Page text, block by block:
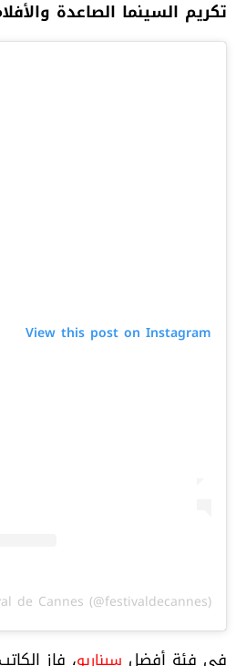
تكريم السينما الصاعدة
View this post on Instagram
de Cannes (@festivaldecannes)
في فئة أفضل سيناريو، فاز